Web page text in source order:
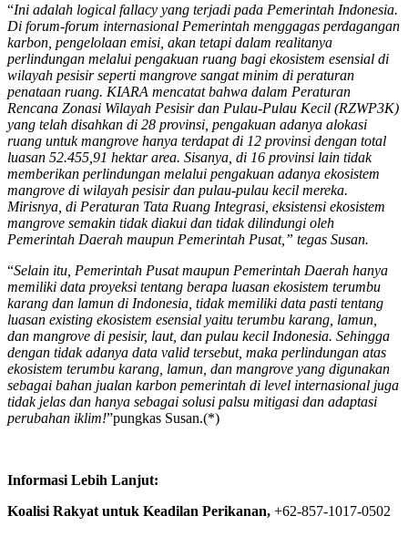
“Ini adalah logical fallacy yang terjadi pada Pemerintah Indonesia.
Di forum-forum internasional Pemerintah menggagas perdagangan
karbon, pengelolaan emisi, akan tetapi dalam realitanya
perlindungan melalui pengakuan ruang bagi ekosistem esensial di
wilayah pesisir seperti mangrove sangat minim di peraturan
penataan ruang. KIARA mencatat bahwa dalam Peraturan
Rencana Zonasi Wilayah Pesisir dan Pulau-Pulau Kecil (RZWP3K)
yang telah disahkan di 28 provinsi, pengakuan adanya alokasi
ruang untuk mangrove hanya terdapat di 12 provinsi dengan total
luasan 52.455,91 hektar area. Sisanya, di 16 provinsi lain tidak
memberikan perlindungan melalui pengakuan adanya ekosistem
mangrove di wilayah pesisir dan pulau-pulau kecil mereka.
Mirisnya, di Peraturan Tata Ruang Integrasi, eksistensi ekosistem
mangrove semakin tidak diakui dan tidak dilindungi oleh
Pemerintah Daerah maupun Pemerintah Pusat,” tegas Susan.
“Selain itu, Pemerintah Pusat maupun Pemerintah Daerah hanya
memiliki data proyeksi tentang berapa luasan ekosistem terumbu
karang dan lamun di Indonesia, tidak memiliki data pasti tentang
luasan existing ekosistem esensial yaitu terumbu karang, lamun,
dan mangrove di pesisir, laut, dan pulau kecil Indonesia. Sehingga
dengan tidak adanya data valid tersebut, maka perlindungan atas
ekosistem terumbu karang, lamun, dan mangrove yang digunakan
sebagai bahan jualan karbon pemerintah di level internasional juga
tidak jelas dan hanya sebagai solusi palsu mitigasi dan adaptasi
perubahan iklim!”pungkas Susan.(*)
Informasi Lebih Lanjut:
Koalisi Rakyat untuk Keadilan Perikanan, +62-857-1017-0502